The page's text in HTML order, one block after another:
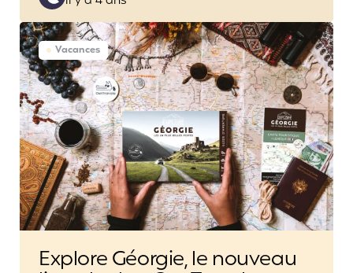
Vacances
Explore Géorgie, le nouveau